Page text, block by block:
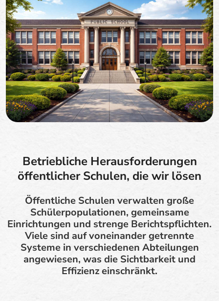
Betriebliche Herausforderungen
öffentlicher Schulen, die wir lösen
Öffentliche Schulen verwalten große
Schülerpopulationen, gemeinsame
Einrichtungen und strenge Berichtspflichten.
Viele sind auf voneinander getrennte
Systeme in verschiedenen Abteilungen
angewiesen, was die Sichtbarkeit und
Effizienz einschränkt.